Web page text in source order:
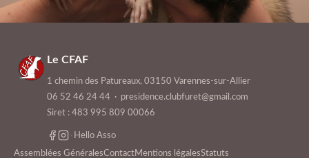
Le CFAF
1 chemin des Patureaux, 03150 Varennes-sur-Allier
06 52 46 24 44 · presidence.clubfuret@gmail.com
Siret : 483 995 809 00066
· Hello Asso
Assemblées GénéralesContactMentions légalesStatuts